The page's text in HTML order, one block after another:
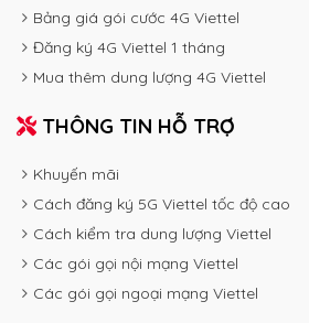
Bảng giá gói cước 4G Viettel
Đăng ký 4G Viettel 1 tháng
Mua thêm dung lượng 4G Viettel
THÔNG TIN HỖ TRỢ
Khuyến mãi
Cách đăng ký 5G Viettel tốc độ cao
Cách kiểm tra dung lượng Viettel
Các gói gọi nội mạng Viettel
Các gói gọi ngoại mạng Viettel